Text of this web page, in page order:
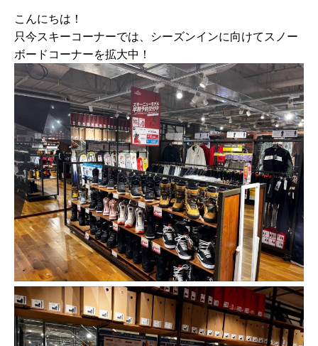
こんにちは！
只今スキーコーナーでは、シーズンインに向けてスノー
ボードコーナーを拡大中！